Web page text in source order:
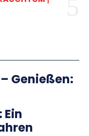
Genießen: